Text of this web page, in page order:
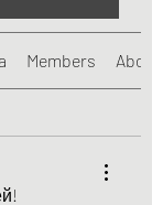
Members About